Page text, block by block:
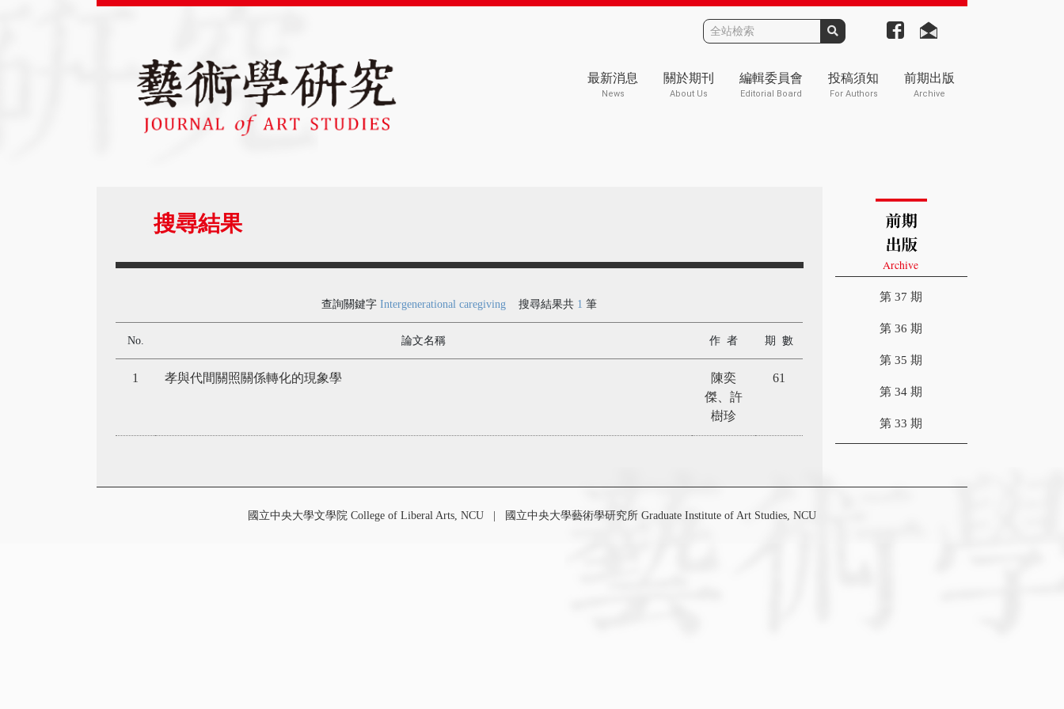
最新消息
News
關於期刊
About Us
編輯委員會
Editorial Board
投稿須知
For Authors
前期出版
Archive
搜尋結果
查詢關鍵字 Intergenerational caregiving 搜尋結果共 1 筆
No. 論文名稱 作 者 期 數
1 孝與代間關照關係轉化的現象學
陳奕
傑、許
樹珍
61
第 37 期
第 36 期
第 35 期
第 34 期
第 33 期
國立中央大學文學院 College of Liberal Arts, NCU | 國立中央大學藝術學研究所 Graduate Institute of Art Studies, NCU